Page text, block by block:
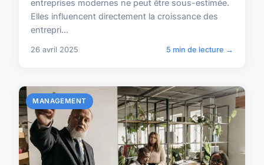
entreprises modernes ne peut être sous-estimée.
Elles influencent directement la croissance des
entrepri...
26 avril 2025 5 min de lecture →
MANAGEMENT